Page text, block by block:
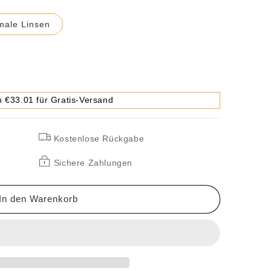
Linsen
€33.01 für Gratis-Versand
Kostenlose Rückgabe
Sichere Zahlungen
In den Warenkorb